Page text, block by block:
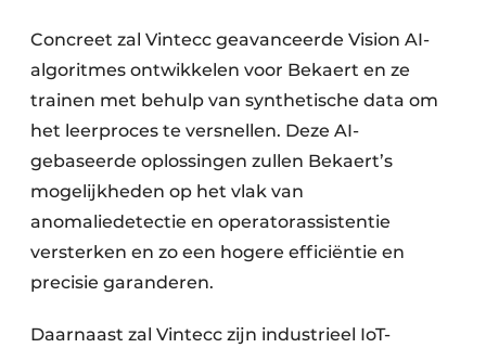
Concreet zal Vintecc geavanceerde Vision AI-
algoritmes ontwikkelen voor Bekaert en ze
trainen met behulp van synthetische data om
het leerproces te versnellen. Deze AI-
gebaseerde oplossingen zullen Bekaert’s
mogelijkheden op het vlak van
anomaliedetectie en operatorassistentie
versterken en zo een hogere efficiëntie en
precisie garanderen.
Daarnaast zal Vintecc zijn industrieel IoT-